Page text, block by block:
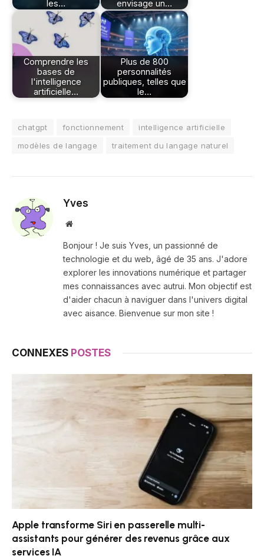
les… envisage un…
Comprendre les
bases de
l'intelligence
artificielle…
Plus de 800
personnalités
publiques, telles que
le…
chatgpt fonctionnement
intelligence artificielle
modèles de langage
traitement du langage naturel
Yves
Site
Bonjour ! Je suis Yves, un passionné de
technologie et du web, âgé de 35 ans. J'adore
explorer les innovations numérique et partager
mes connaissances avec autrui. Mon objectif est
d'aider chacun à naviguer dans l'univers digital
avec aisance. Bienvenue sur mon site !
CONNEXES POSTES
Apple transforme Siri en passerelle multi-
assistants pour générer des revenus grâce aux
services IA